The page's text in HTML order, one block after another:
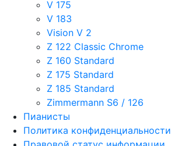
V 175
V 183
Vision V 2
Z 122 Classic Chrome
Z 160 Standard
Z 175 Standard
Z 185 Standard
Zimmermann S6 / 126
Пианисты
Политика конфиденциальности